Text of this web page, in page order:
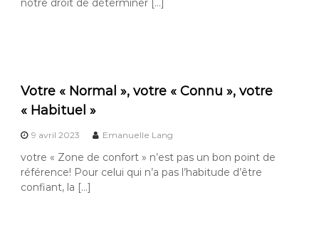
notre droit de déterminer […]
Votre « Normal », votre « Connu », votre
« Habituel »
9 avril 2023 Emanuelle Lang
votre « Zone de confort » n’est pas un bon point de
référence! Pour celui qui n’a pas l’habitude d’être
confiant, la […]